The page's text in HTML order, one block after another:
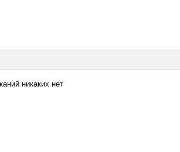
никаких нет